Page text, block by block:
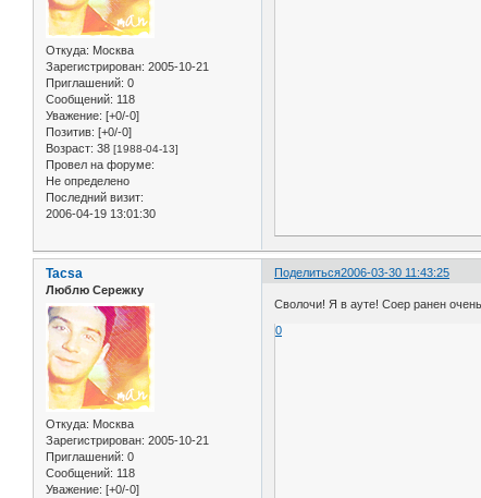
Откуда: Москва
Зарегистрирован: 2005-10-21
Приглашений: 0
Сообщений: 118
Уважение: [+0/-0]
Позитив: [+0/-0]
Возраст: 38 [1988-04-13]
Провел на форуме:
Не определено
Последний визит:
2006-04-19 13:01:30
Поделиться2006-03-30 11:43:25
Tacsa
Люблю Сережку
Откуда: Москва
Зарегистрирован: 2005-10-21
Приглашений: 0
Сообщений: 118
Уважение: [+0/-0]
Сволочи! Я в ауте! Соер ранен
0